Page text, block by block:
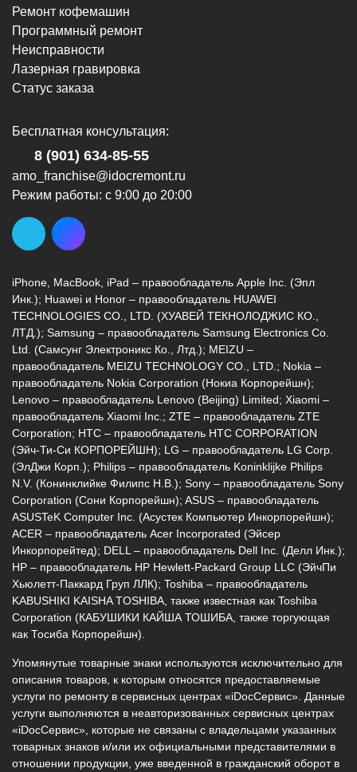
Ремонт кофемашин
Программный ремонт
Неисправности
Лазерная гравировка
Статус заказа
Бесплатная консультация:
8 (901) 634-85-55
amo_franchise@idocremont.ru
Режим работы: с 9:00 до 20:00
iPhone, MacBook, iPad – правообладатель Apple Inc. (Эпл
Инк.); Huawei и Honor – правообладатель HUAWEI
TECHNOLOGIES CO., LTD. (ХУАВЕЙ ТЕКНОЛОДЖИС КО.,
ЛТД.); Samsung – правообладатель Samsung Electronics Co.
Ltd. (Самсунг Электроникс Ко., Лтд.); MEIZU –
правообладатель MEIZU TECHNOLOGY CO., LTD.; Nokia –
правообладатель Nokia Corporation (Нокиа Корпорейшн);
Lenovo – правообладатель Lenovo (Beijing) Limited; Xiaomi –
правообладатель Xiaomi Inc.; ZTE – правообладатель ZTE
Corporation; HTC – правообладатель HTC CORPORATION
(Эйч-Ти-Си КОРПОРЕЙШН); LG – правообладатель LG Corp.
(ЭлДжи Корп.); Philips – правообладатель Koninklijke Philips
N.V. (Конинклийке Филипс Н.В.); Sony – правообладатель Sony
Corporation (Сони Корпорейшн); ASUS – правообладатель
ASUSTeK Computer Inc. (Асустек Компьютер Инкорпорейшн);
ACER – правообладатель Acer Incorporated (Эйсер
Инкорпорейтед); DELL – правообладатель Dell Inc. (Делл Инк.);
HP – правообладатель HP Hewlett-Packard Group LLC (ЭйчПи
Хьюлетт-Паккард Груп ЛЛК); Toshiba – правообладатель
KABUSHIKI KAISHA TOSHIBA, также известная как Toshiba
Corporation (КАБУШИКИ КАЙША ТОШИБА, также торгующая
как Тосиба Корпорейшн).
Упомянутые товарные знаки используются исключительно для
описания товаров, к которым относятся предоставляемые
услуги по ремонту в сервисных центрах «iDocСервис». Данные
услуги выполняются в неавторизованных сервисных центрах
«iDocСервис», которые не связаны с владельцами указанных
товарных знаков и/или их официальными представителями в
отношении продукции, уже введенной в гражданский оборот в